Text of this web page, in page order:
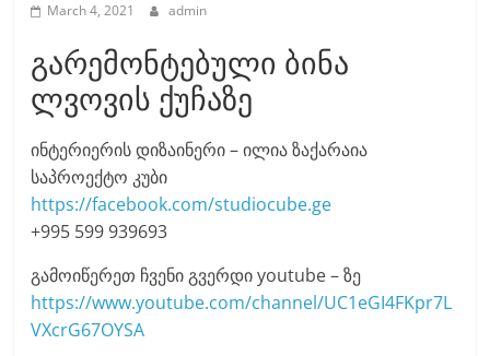
March 4, 2021 admin
გარემონტებული ბინა
ლვოვის ქუჩაზე
ინტერიერის დიზაინერი – ილია ზაქარაია
საპროექტო კუბი
https://facebook.com/studiocube.ge
+995 599 939693
გამოიწერეთ ჩვენი გვერდი youtube – ზე
https://www.youtube.com/channel/UC1eGI4FKpr7L
VXcrG67OYSA